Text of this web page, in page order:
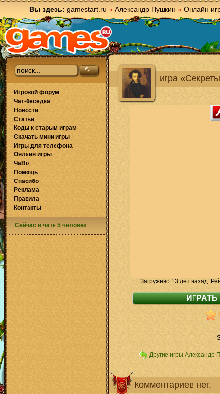
Вы здесь: gamestart.ru » Александр Пушкин » Онлайн
игра
Загружено 13 лет назад.
Другие игры Александр
Комментариев нет.
Игровой форум
Чат-беседка
Новости
Статьи
Коды к старым играм
Скачать мини игры
Игры для телефона
Онлайн игры
ЧаВо
Помощь
Спасибо
Реклама
Правила
Контакты
Сейчас в чате 5 человек